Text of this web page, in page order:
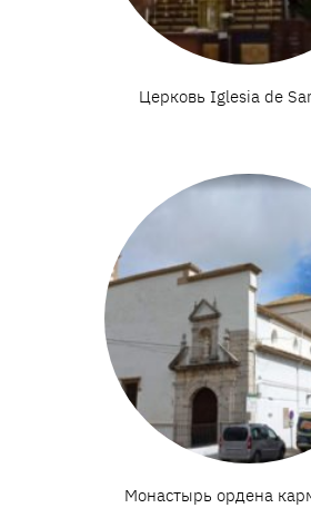
Церковь Iglesia de
Монастырь ордена